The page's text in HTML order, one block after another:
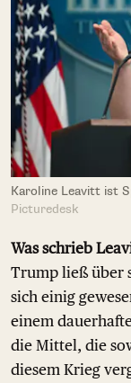
Karoline Leavitt ist
Picturedesk
Was schrieb
Trump ließ über
sich einig
einem
die Mittel, die
diesem Krieg